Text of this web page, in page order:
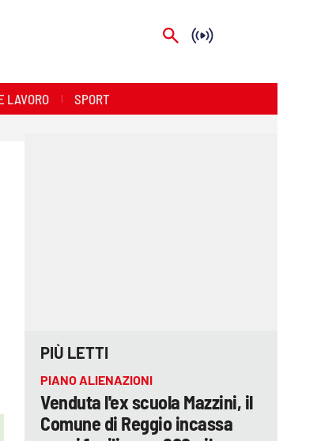
LAVORO SPORT
PIÙ LETTI
PIANO ALIENAZIONI
Venduta l'ex scuola Mazzini, il
Comune di Reggio incassa